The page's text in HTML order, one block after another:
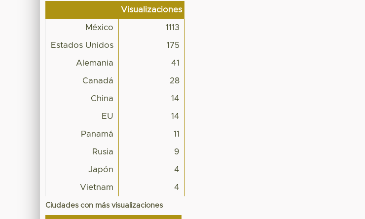
Visualizaciones
México 1113
Estados Unidos 175
Alemania 41
Canadá 28
China 14
EU 14
Panamá 11
Rusia 9
Japón 4
Vietnam 4
Ciudades con más visualizaciones